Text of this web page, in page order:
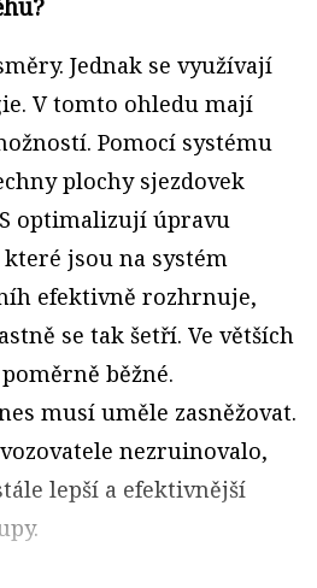
Jednak se využívají
V tomto ohledu mají
Pomocí systému
plochy sjezdovek
optimalizují úpravu
jsou na systém
efektivně rozhrnuje,
se tak šetří. Ve větších
běžné.
musí uměle zasněžovat.
nezruinovalo,
lepší a efektivnější